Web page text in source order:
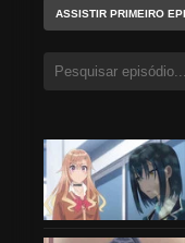
ASSISTIR PRIMEIRO